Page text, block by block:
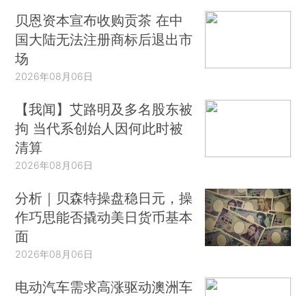
贝恩资本宣布收购贡茶 在中
国大陆无法注册商标后退出市
场
2026年08月06日
【我闻】艾路明及多名股东被
拘 当代系创始人因何此时被
清算
2026年08月06日
分析｜贝森特操盘稳日元，操
作巧思能否撬动美日货币基本
面
2026年08月06日
电动汽车需求高涨驱动澳洲车